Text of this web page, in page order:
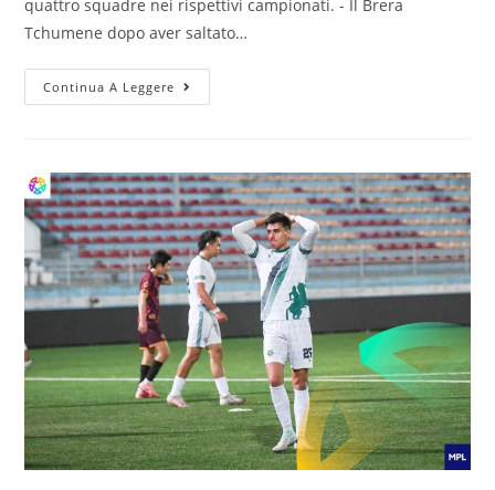
quattro squadre nei rispettivi campionati. - Il Brera
Tchumene dopo aver saltato…
Continua A Leggere